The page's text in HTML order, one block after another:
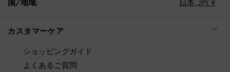
国/地域: 日本, JPY ¥
カスタマーケア
ショッピングガイド
よくあるご質問